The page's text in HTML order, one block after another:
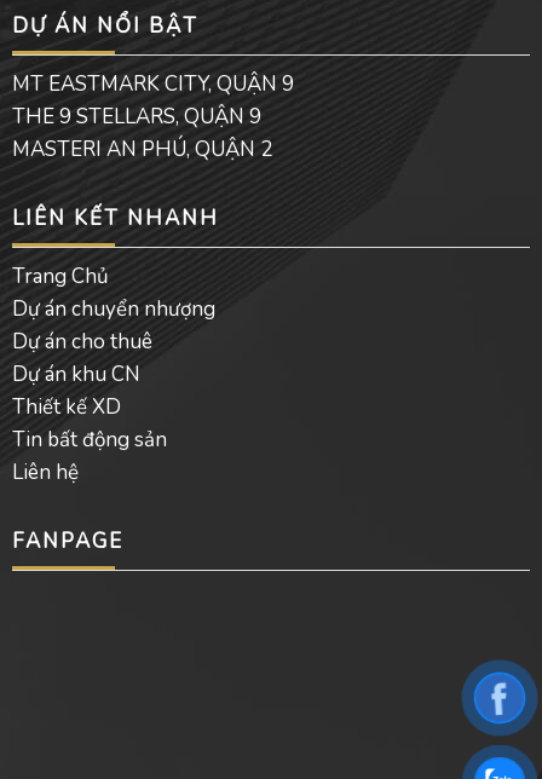
b
o
o
k
u
b
e
o
p
e
DỰ ÁN NỔI BẬT
MT EASTMARK CITY, QUẬN 9
THE 9 STELLARS, QUẬN 9
MASTERI AN PHÚ, QUẬN 2
LIÊN KẾT NHANH
Trang Chủ
Dự án chuyển nhượng
Dự án cho thuê
Dự án khu CN
Thiết kế XD
Tin bất động sản
Liên hệ
FANPAGE